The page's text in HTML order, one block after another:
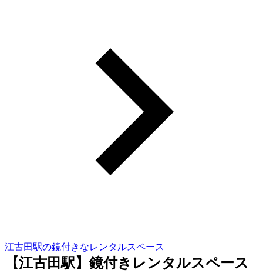
江古田駅の鏡付きなレンタルスペース
【江古田駅】鏡付きレンタルスペース